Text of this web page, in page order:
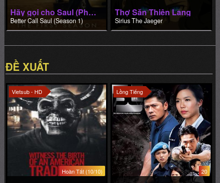
Hãy gọi cho Saul (Phần 1)
Better Call Saul (Season 1)
Thợ Săn Thiên Lang
Sirius The Jaeger
ĐỀ XUẤT
Vietsub - HD
Hoàn Tất (10/10)
Lồng Tiếng
20